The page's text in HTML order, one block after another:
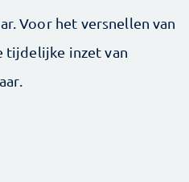
Voor het versnellen van
tijdelijke inzet van